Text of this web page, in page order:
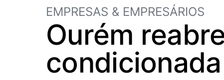
EMPRESAS & EMPRESÁRIOS
Ourém
condicionada